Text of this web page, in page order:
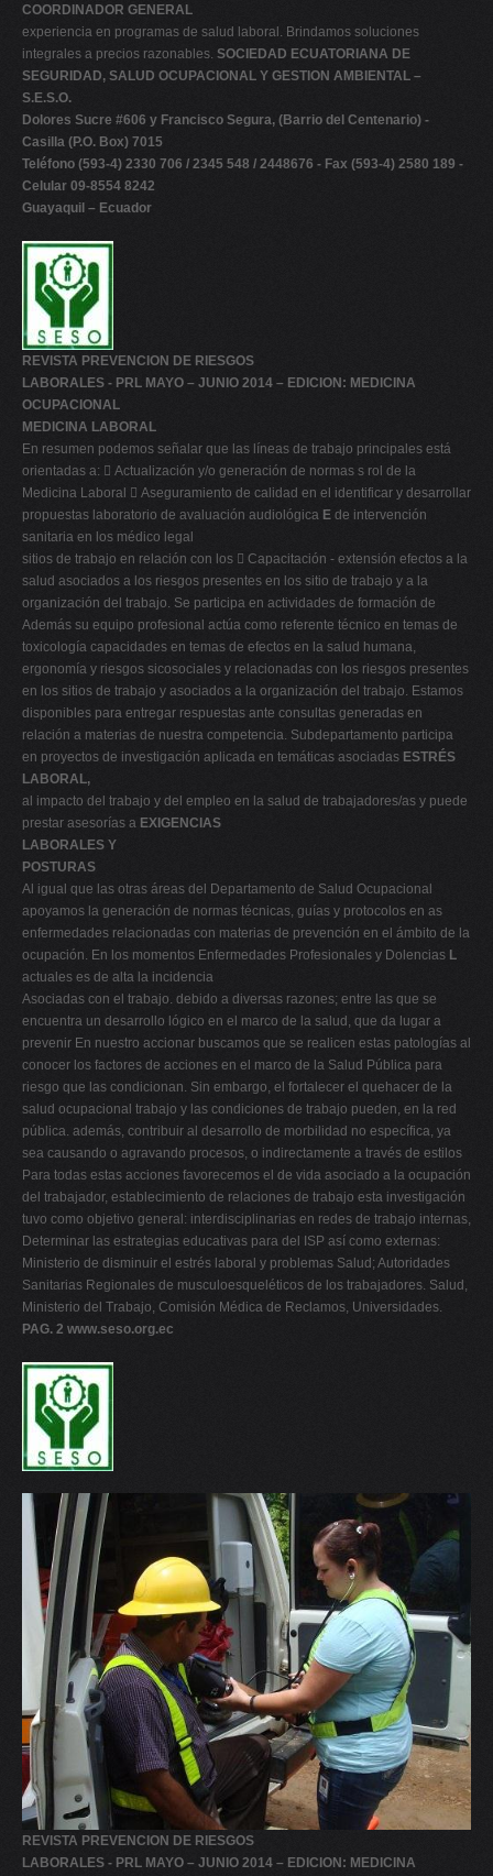
COORDINADOR GENERAL
experiencia en programas de salud laboral. Brindamos soluciones
integrales a precios razonables. SOCIEDAD ECUATORIANA DE
SEGURIDAD, SALUD OCUPACIONAL Y GESTION AMBIENTAL –
S.E.S.O.
Dolores Sucre #606 y Francisco Segura, (Barrio del Centenario) -
Casilla (P.O. Box) 7015
Teléfono (593-4) 2330 706 / 2345 548 / 2448676 - Fax (593-4) 2580 189 -
Celular 09-8554 8242
Guayaquil – Ecuador
REVISTA PREVENCION DE RIESGOS
LABORALES - PRL MAYO – JUNIO 2014 – EDICION: MEDICINA
OCUPACIONAL
MEDICINA LABORAL
En resumen podemos señalar que las líneas de trabajo principales está
orientadas a:  Actualización y/o generación de normas s rol de la
Medicina Laboral  Aseguramiento de calidad en el identificar y desarrollar
propuestas laboratorio de avaluación audiológica E de intervención
sanitaria en los médico legal
sitios de trabajo en relación con los  Capacitación - extensión efectos a la
salud asociados a los riesgos presentes en los sitio de trabajo y a la
organización del trabajo. Se participa en actividades de formación de
Además su equipo profesional actúa como referente técnico en temas de
toxicología capacidades en temas de efectos en la salud humana,
ergonomía y riesgos sicosociales y relacionadas con los riesgos presentes
en los sitios de trabajo y asociados a la organización del trabajo. Estamos
disponibles para entregar respuestas ante consultas generadas en
relación a materias de nuestra competencia. Subdepartamento participa
en proyectos de investigación aplicada en temáticas asociadas ESTRÉS
LABORAL,
al impacto del trabajo y del empleo en la salud de trabajadores/as y puede
prestar asesorías a EXIGENCIAS
LABORALES Y
POSTURAS
Al igual que las otras áreas del Departamento de Salud Ocupacional
apoyamos la generación de normas técnicas, guías y protocolos en as
enfermedades relacionadas con materias de prevención en el ámbito de la
ocupación. En los momentos Enfermedades Profesionales y Dolencias L
actuales es de alta la incidencia
Asociadas con el trabajo. debido a diversas razones; entre las que se
encuentra un desarrollo lógico en el marco de la salud, que da lugar a
prevenir En nuestro accionar buscamos que se realicen estas patologías al
conocer los factores de acciones en el marco de la Salud Pública para
riesgo que las condicionan. Sin embargo, el fortalecer el quehacer de la
salud ocupacional trabajo y las condiciones de trabajo pueden, en la red
pública. además, contribuir al desarrollo de morbilidad no específica, ya
sea causando o agravando procesos, o indirectamente a través de estilos
Para todas estas acciones favorecemos el de vida asociado a la ocupación
del trabajador, establecimiento de relaciones de trabajo esta investigación
tuvo como objetivo general: interdisciplinarias en redes de trabajo internas,
Determinar las estrategias educativas para del ISP así como externas:
Ministerio de disminuir el estrés laboral y problemas Salud; Autoridades
Sanitarias Regionales de musculoesqueléticos de los trabajadores. Salud,
Ministerio del Trabajo, Comisión Médica de Reclamos, Universidades.
PAG. 2 www.seso.org.ec
REVISTA PREVENCION DE RIESGOS
LABORALES - PRL MAYO – JUNIO 2014 – EDICION: MEDICINA